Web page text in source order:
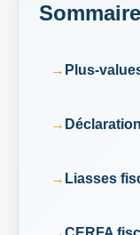
Sommaire
Plus-
Liasses